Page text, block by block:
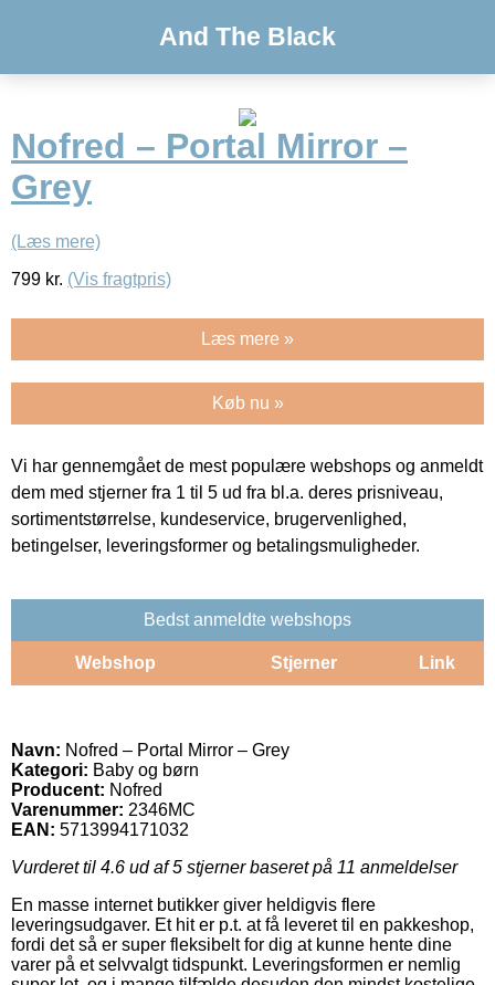
And The Black
Nofred – Portal Mirror –
Grey
(Læs mere)
799 kr. (Vis fragtpris)
Læs mere »
Køb nu »
Vi har gennemgået de mest populære webshops og anmeldt
dem med stjerner fra 1 til 5 ud fra bl.a. deres prisniveau,
sortimentstørrelse, kundeservice, brugervenlighed,
betingelser, leveringsformer og betalingsmuligheder.
Bedst anmeldte webshops
Webshop Stjerner Link
Navn: Nofred – Portal Mirror – Grey
Kategori: Baby og børn
Producent: Nofred
Varenummer: 2346MC
EAN: 5713994171032
Vurderet til 4.6 ud af 5 stjerner baseret på 11 anmeldelser
En masse internet butikker giver heldigvis flere
leveringsudgaver. Et hit er p.t. at få leveret til en pakkeshop,
fordi det så er super fleksibelt for dig at kunne hente dine
varer på et selvvalgt tidspunkt. Leveringsformen er nemlig